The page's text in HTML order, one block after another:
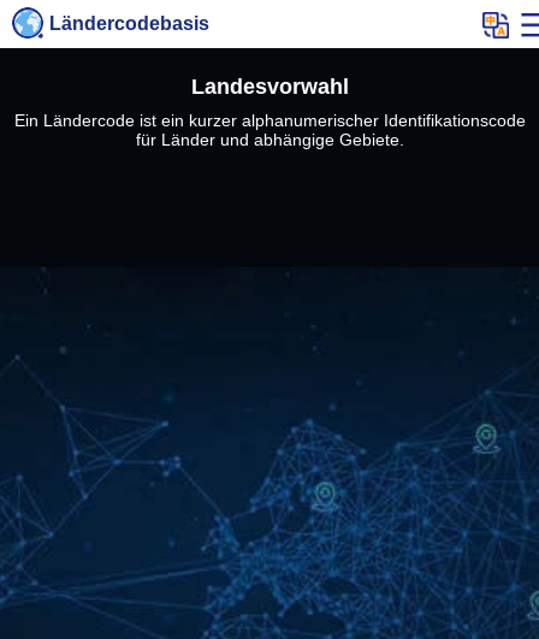
Ländercodebasis
Landesvorwahl
Ein Ländercode ist ein kurzer alphanumerischer Identifikationscode
für Länder und abhängige Gebiete.